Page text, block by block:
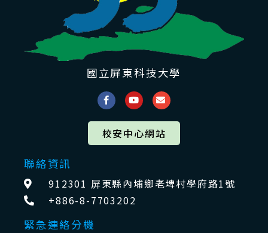
國立屏東科技大學
校安中心網站
聯絡資訊
912301 屏東縣內埔鄉老埤村學府路1號
+886-8-7703202
緊急連絡分機